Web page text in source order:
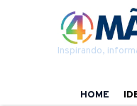
Inspirando,
HOME